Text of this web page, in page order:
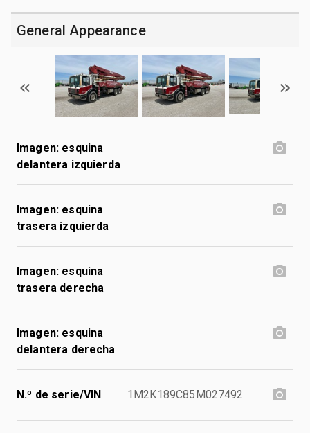
General Appearance
Imagen: esquina
delantera izquierda
Imagen: esquina
trasera izquierda
Imagen: esquina
trasera derecha
Imagen: esquina
delantera derecha
N.º de serie/VIN 1M2K189C85M027492